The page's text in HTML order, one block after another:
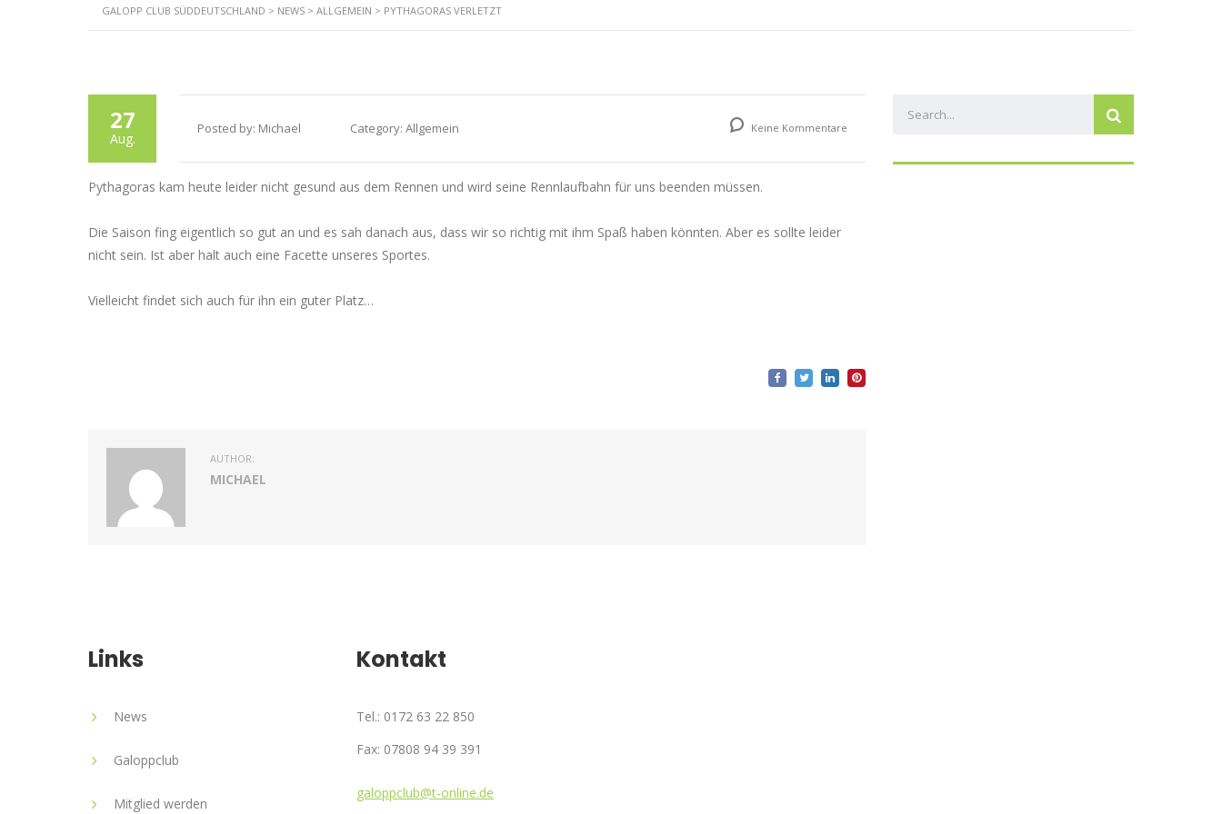
GALOPP CLUB SÜDDEUTSCHLAND > NEWS > ALLGEMEIN > PYTHAGORAS VERLETZT
27
Aug.
Posted by: Michael Category: Allgemein Keine Kommentare
Pythagoras kam heute leider nicht gesund aus dem Rennen und wird seine Rennlaufbahn für uns beenden müssen.
Die Saison fing eigentlich so gut an und es sah danach aus, dass wir so richtig mit ihm Spaß haben könnten. Aber es sollte leider
nicht sein. Ist aber halt auch eine Facette unseres Sportes.
Vielleicht findet sich auch für ihn ein guter Platz…
AUTHOR:
MICHAEL
Links
News
Galoppclub
Mitglied werden
Kontakt
Tel.: 0172 63 22 850
Fax: 07808 94 39 391
galoppclub@t-online.de